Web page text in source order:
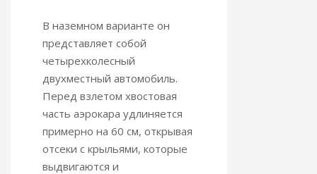
В наземном варианте он
представляет собой
четырехколесный
двухместный автомобиль.
Перед взлетом хвостовая
часть аэрокара удлиняется
примерно на 60 см, открывая
отсеки с крыльями, которые
выдвигаются и